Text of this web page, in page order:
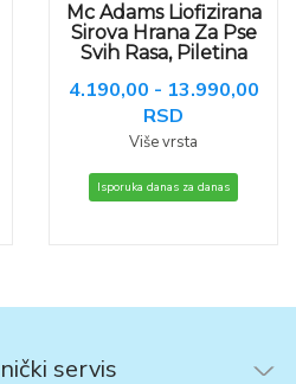
Mc Adams Liofizirana
Sirova Hrana Za Pse
Svih Rasa, Piletina
4.190,00 - 13.990,00
RSD
Više vrsta
Isporuka danas za danas
servis